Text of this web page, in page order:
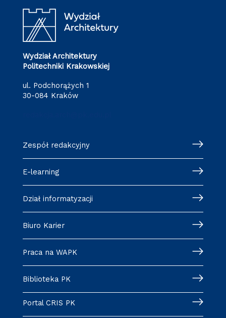
Wydział Architektury
Politechniki Krakowskiej
ul. Podchorążych 1
30-084 Kraków
Zespół redakcyjny
E-learning
Dział informatyzacji
Biuro Karier
Praca na WAPK
Biblioteka PK
Portal CRIS PK